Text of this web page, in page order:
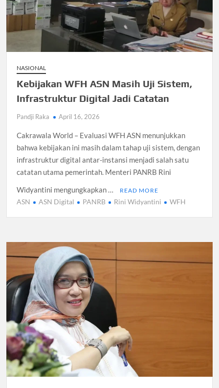
Pengangguran Indonesia Mei 2026 Turun Tipis, Pekerja
Informal Tembus 87,88 Juta Orang
Pemerintah Percepat 35.857 Titik Operasional
Siswa SMA SMK Jabar Wajib Pilah Sampah Jadi Praktikum
IPA 2026
Saksi Baru
Harga Tiket Kanye West Jakarta 2026 Mulai Rp1,875 Juta,
Australia Dukung Transformasi Layanan Kesehatan Primer
Indonesia Lewat Riset
NASIONAL
Kebijakan WFH ASN Masih Uji Sistem,
Infrastruktur Digital Jadi Catatan
Pandji Raka April 16, 2026
Cakrawala World – Evaluasi WFH ASN menunjukkan
bahwa kebijakan ini masih dalam tahap uji sistem, dengan
infrastruktur digital antar-instansi menjadi salah satu
catatan utama pemerintah. Menteri PANRB Rini
Widyantini mengungkapkan …
READ MORE
ASN ASN Digital PANRB Rini Widyantini WFH